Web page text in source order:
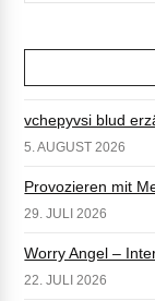
vchepyvsi blud
5. AUGUST 2026
Provozieren mit
29. JULI 2026
Worry Angel –
22. JULI 2026